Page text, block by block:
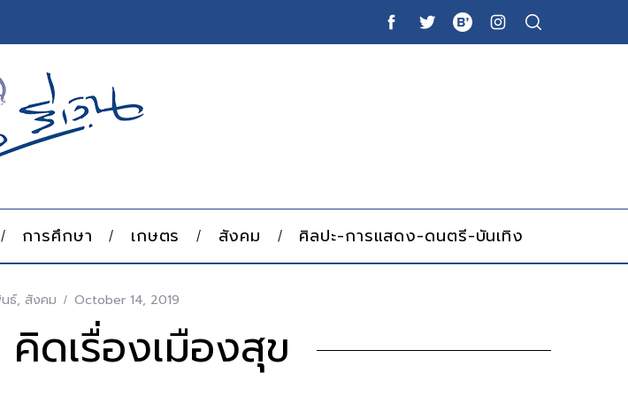
การศึกษา เกษตร สังคม ศิลปะ-การแสดง-ดนตรี-บันเทิง
ธ์, สังคม October 14, 2019
ดเรื่องเมืองสุข